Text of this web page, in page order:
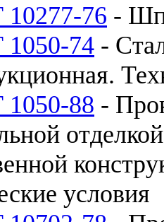
76 -
74 -
88 -
условия